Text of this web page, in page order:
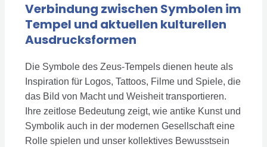
Verbindung zwischen Symbolen im
Tempel und aktuellen kulturellen
Ausdrucksformen
Die Symbole des Zeus-Tempels dienen heute als
Inspiration für Logos, Tattoos, Filme und Spiele, die
das Bild von Macht und Weisheit transportieren.
Ihre zeitlose Bedeutung zeigt, wie antike Kunst und
Symbolik auch in der modernen Gesellschaft eine
Rolle spielen und unser kollektives Bewusstsein